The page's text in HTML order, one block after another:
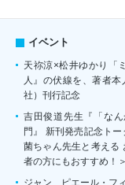
イベント
天祢涼×松井ゆかり「
人』の伏線を、著者
社）刊行記念
吉田俊道先生『「な
門』 新刊発売記念ト
菌ちゃん先生と考える
者の方にもおすすめ！＞
ジャン゠ピエール・フ